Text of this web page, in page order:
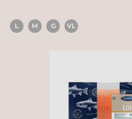
L M G VL